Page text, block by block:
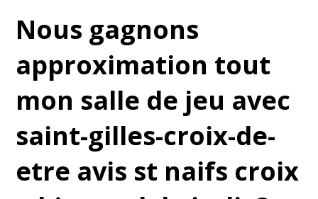
Nous gagnons
approximation tout
mon salle de jeu avec
saint-gilles-croix-de-
etre avis st naifs croix